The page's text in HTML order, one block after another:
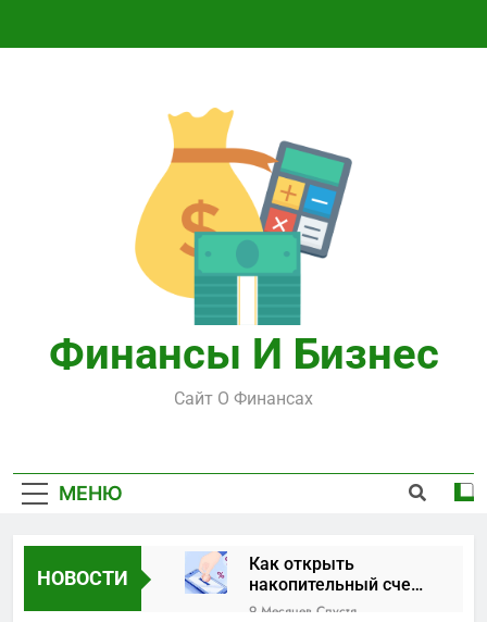
Финансы И Бизнес
Сайт О Финансах
МЕНЮ
НОВОСТИ
Как открыть
накопительный счет
в банке
9 Месяцев Спустя